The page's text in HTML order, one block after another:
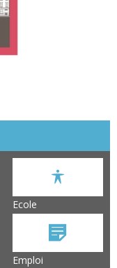
Ecole
Emploi